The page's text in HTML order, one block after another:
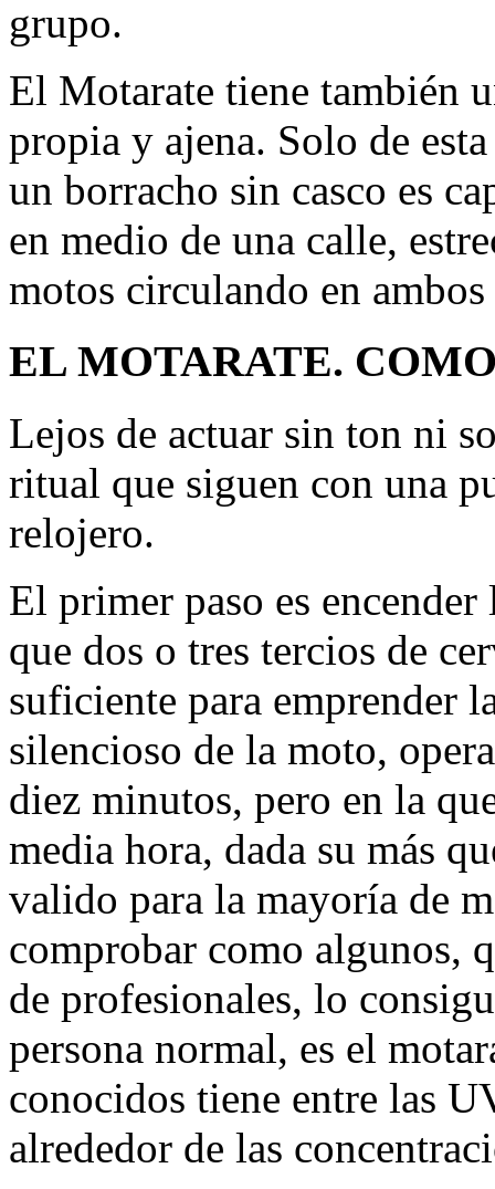
grupo.
El Motarate tiene también
propia y ajena. Solo de
un borracho sin casco es
en medio de una calle,
motos circulando en
EL MOTARATE.
Lejos de actuar sin ton ni
ritual que siguen con una
relojero.
El primer paso es
que dos o tres tercios de
suficiente para emprender
silencioso de la moto,
diez minutos, pero en la
media hora, dada su más
valido para la mayoría de
comprobar como algunos,
de profesionales, lo
persona normal, es el
conocidos tiene entre las
alrededor de las